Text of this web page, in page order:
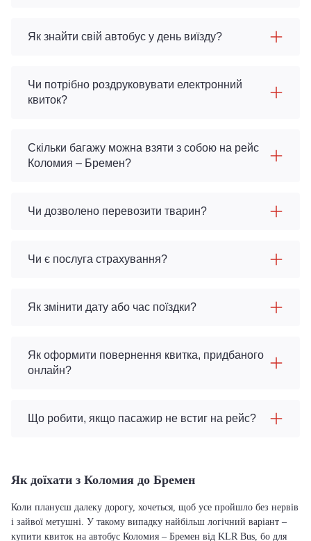
Як знайти свій автобус у день виїзду?
Чи потрібно роздруковувати електронний
квиток?
Скільки багажу можна взяти з собою на рейс
Коломия – Бремен?
Чи дозволено перевозити тварин?
Чи є послуга страхування?
Як змінити дату або час поїздки?
Як оформити повернення квитка, придбаного
онлайн?
Що робити, якщо пасажир не встиг на рейс?
Як доїхати з Коломия до Бремен
Коли плануєш далеку дорогу, хочеться, щоб усе пройшло без нервів
і зайвої метушні. У такому випадку найбільш логічний варіант –
купити квиток на автобус Коломия – Бремен від KLR Bus, бо для